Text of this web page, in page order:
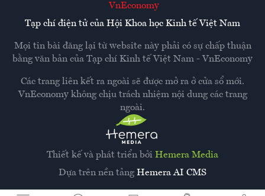
Thiết kế và phát triển bởi Hemera Media
Dựa trên nền tảng Hemera AI CMS
VnEconomy
Tạp chí điện tử của Hội Khoa học Kinh tế Việt Nam
Mọi tin bài đăng lại từ website này phải có sự chấp thuận
bằng văn bản của Tạp chí Kinh tế Việt Nam - VnEconomy
Các trang liên kết ra ngoài sẽ được mở ra ở cửa sổ mới.
VnEconomy không chịu trách nhiệm nội dung các trang
ngoài.